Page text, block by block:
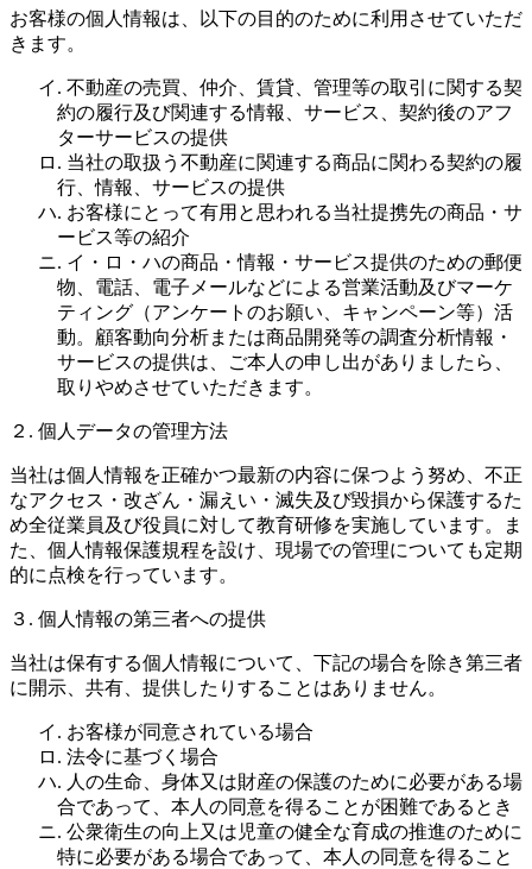
お客様の個人情報は、以下の目的のために利用させていただ
きます。
イ. 不動産の売買、仲介、賃貸、管理等の取引に関する契
約の履行及び関連する情報、サービス、契約後のアフ
ターサービスの提供
ロ. 当社の取扱う不動産に関連する商品に関わる契約の履
行、情報、サービスの提供
ハ. お客様にとって有用と思われる当社提携先の商品・サ
ービス等の紹介
ニ. イ・ロ・ハの商品・情報・サービス提供のための郵便
物、電話、電子メールなどによる営業活動及びマーケ
ティング（アンケートのお願い、キャンペーン等）活
動。顧客動向分析または商品開発等の調査分析情報・
サービスの提供は、ご本人の申し出がありましたら、
取りやめさせていただきます。
２. 個人データの管理方法
当社は個人情報を正確かつ最新の内容に保つよう努め、不正
なアクセス・改ざん・漏えい・滅失及び毀損から保護するた
め全従業員及び役員に対して教育研修を実施しています。ま
た、個人情報保護規程を設け、現場での管理についても定期
的に点検を行っています。
３. 個人情報の第三者への提供
当社は保有する個人情報について、下記の場合を除き第三者
に開示、共有、提供したりすることはありません。
イ. お客様が同意されている場合
ロ. 法令に基づく場合
ハ. 人の生命、身体又は財産の保護のために必要がある場
合であって、本人の同意を得ることが困難であるとき
ニ. 公衆衛生の向上又は児童の健全な育成の推進のために
特に必要がある場合であって、本人の同意を得ること